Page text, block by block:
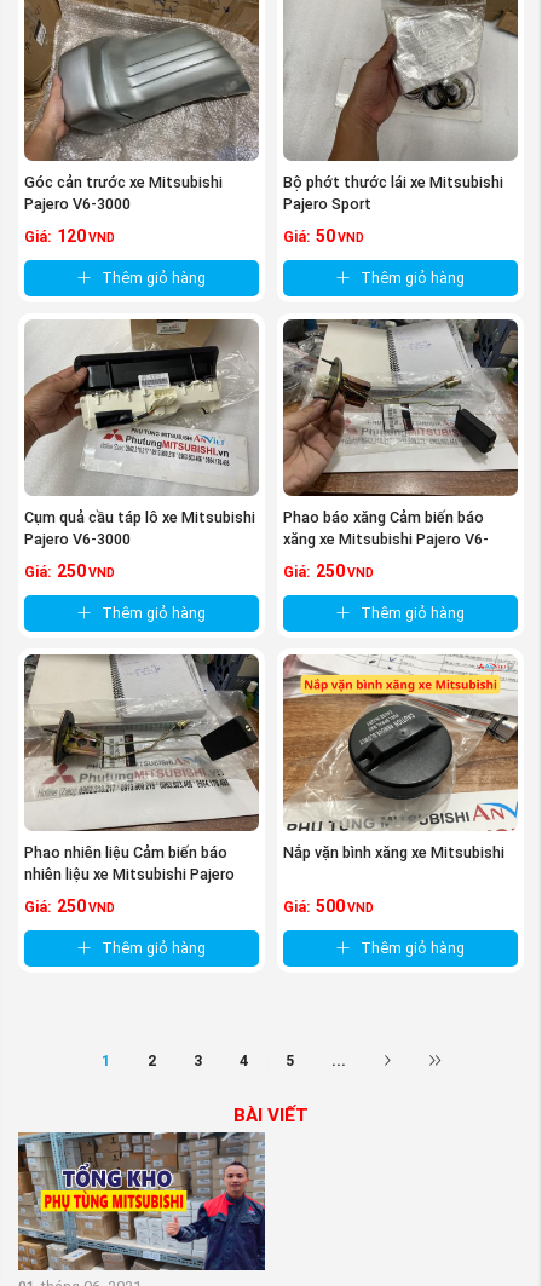
Góc cản trước xe Mitsubishi
Pajero V6-3000
Giá: 120 VND
Thêm giỏ hàng
Bộ phớt thước lái xe Mitsubishi
Pajero Sport
Giá: 50 VND
Thêm giỏ hàng
Cụm quả cầu táp lô xe Mitsubishi
Pajero V6-3000
Giá: 250 VND
Thêm giỏ hàng
Phao báo xăng Cảm biến báo
xăng xe Mitsubishi Pajero V6-
Giá: 250 VND
Thêm giỏ hàng
Phao nhiên liệu Cảm biến báo
nhiên liệu xe Mitsubishi Pajero
V6-3000
Giá: 250 VND
Thêm giỏ hàng
Nắp vặn bình xăng xe Mitsubishi
Giá: 500 VND
Thêm giỏ hàng
1 2 3 4 5 ...
BÀI VIẾT